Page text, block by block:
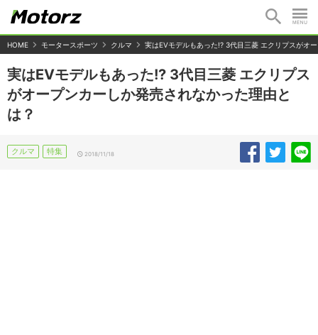
HOME モータースポーツ クルマ 実はEVモデルもあった!? 3代目三菱 エクリプスがオ
実はEVモデルもあった!? 3代目三菱 エクリプス
がオープンカーしか発売されなかった理由と
は？
クルマ 特集 2018/11/18